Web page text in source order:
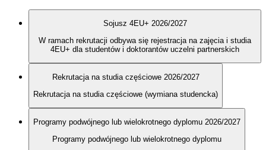
Sojusz 4EU+ 2026/2027
W ramach rekrutacji odbywa się rejestracja na zajęcia i studia
4EU+ dla studentów i doktorantów uczelni partnerskich
Rekrutacja na studia częściowe 2026/2027
Rekrutacja na studia częściowe (wymiana studencka)
Programy podwójnego lub wielokrotnego dyplomu 2026/2027
Programy podwójnego lub wielokrotnego dyplomu